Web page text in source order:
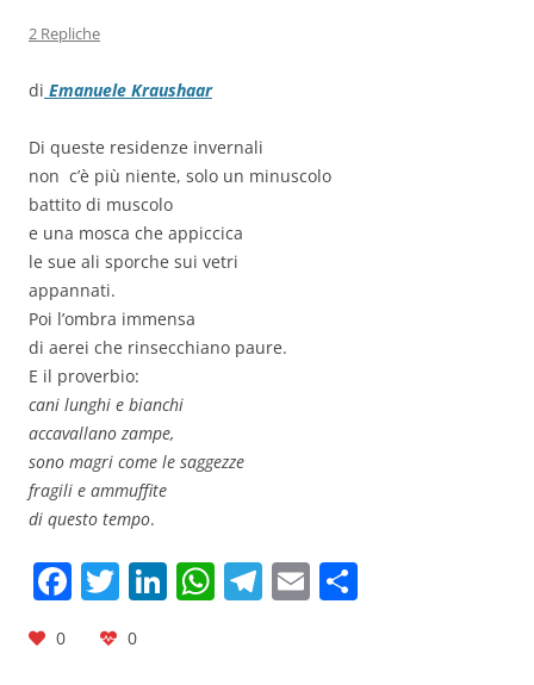
2 Repliche
di Emanuele Kraushaar
Di queste residenze invernali
non c’è più niente, solo un minuscolo
battito di muscolo
e una mosca che appiccica
le sue ali sporche sui vetri
appannati.
Poi l’ombra immensa
di aerei che rinsecchiano paure.
E il proverbio:
cani lunghi e bianchi
accavallano zampe,
sono magri come le saggezze
fragili e ammuffite
di questo tempo.
F T
w
itt
Li W T E
0 0